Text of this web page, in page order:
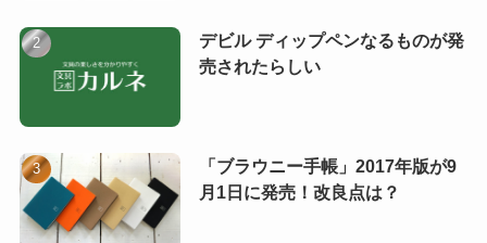
デビル ディップペンなるものが発
売されたらしい
「ブラウニー手帳」2017年版が9
月1日に発売！改良点は？